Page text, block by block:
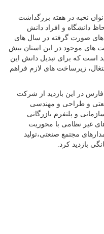
نخبه در هفته بزرگداشت
دانشگاه و افراد دانش
های صورت گرفته در سال های
های موجود در این استان بیش
است که برای تبدیل دانش این
زیرساخت های لازم فراهم
فارس در این بازدید از شرکت
صنعتی و طراحی و مهندسی
و پلتفرم بازرگانی
غیر نظامی با محوریت
مجتمع صنعتی،تولید
بازدید کرد.